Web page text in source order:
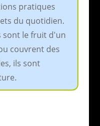
pratiques
du quotidien.
sont le fruit d'un
couvrent des
ils sont